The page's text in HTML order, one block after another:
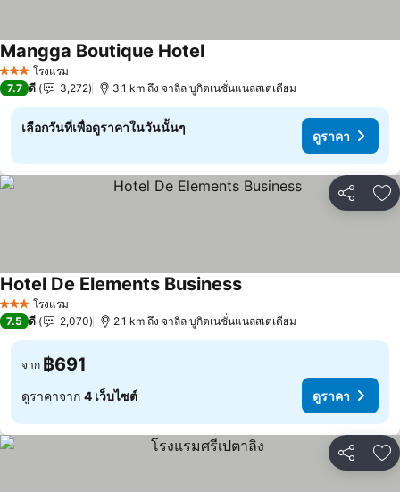
3 ดาว โรงแรม
Mangga Boutique Hotelดูราคา
7.7 ดี 3,272 3.1 km ถึง จาลิล บูกิตเนชั่นแนลสเตเดียม
เลือกวันที่เพื่อดูราคาในวันนั้นๆ
ดูราคา
แชร์ เ
3 ดาว โรงแรม
Hotel De Elements Businessดูราคา
7.5 ดี 2,070 2.1 km ถึง จาลิล บูกิตเนชั่นแนลสเตเดียม
จาก ฿691
ดูราคาจาก 4 เว็บไซต์ ดูราคา
แชร์ เ